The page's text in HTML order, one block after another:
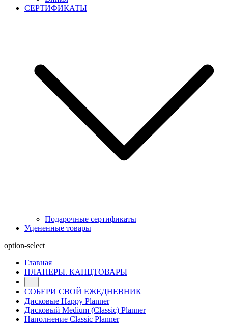
СЕРТИФИКАТЫ
Подарочные сертификаты
Уцененные товары
option-select
Главная
ПЛАНЕРЫ. КАНЦТОВАРЫ
СОБЕРИ СВОЙ ЕЖЕДНЕВНИК
Дисковые Happy Planner
Дисковый Medium (Classic) Planner
Наполнение Classic Planner